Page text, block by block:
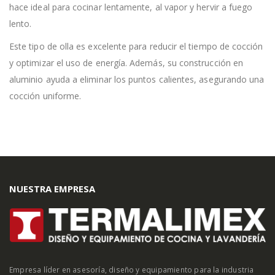
hace ideal para cocinar lentamente, al vapor y hervir a fuego
lento.
Este tipo de olla es excelente para reducir el tiempo de cocción
y optimizar el uso de energía. Además, su construcción en
aluminio ayuda a eliminar los puntos calientes, asegurando una
cocción uniforme.
NUESTRA EMPRESA
Empresa líder en asesoría, diseño y equipamiento para la industria